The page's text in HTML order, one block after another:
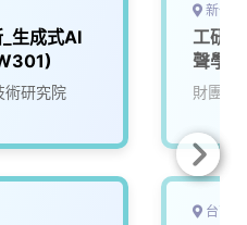
生成式AI
術研究院
新竹
工研
聲學
財團法
台南